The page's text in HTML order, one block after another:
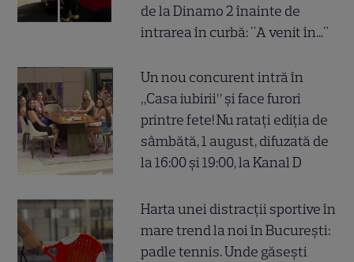
de la Dinamo 2 înainte de
intrarea în curbă: "A venit în..."
Un nou concurent intră în
„Casa iubirii” și face furori
printre fete! Nu ratați ediția de
sâmbătă, 1 august, difuzată de
la 16:00 și 19:00, la Kanal D
Harta unei distracții sportive în
mare trend la noi în București:
padle tennis. Unde găsești